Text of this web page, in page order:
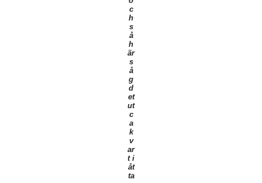
c
h
s
å
h
är
s
å
g
d
et
ut
c
a
k
v
ar
t i
åt
ta